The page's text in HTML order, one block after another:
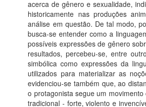
acerca de gênero e sexualidade,
historicamente nas produções
análise em questão. De tal modo,
busca-se entender como a
possíveis expressões de gênero
resultados, percebeu-se, entre
simbólica como expressões da
utilizados para materializar as
evidenciou-se também que, ao
o protagonista segue um
tradicional - forte, violento e